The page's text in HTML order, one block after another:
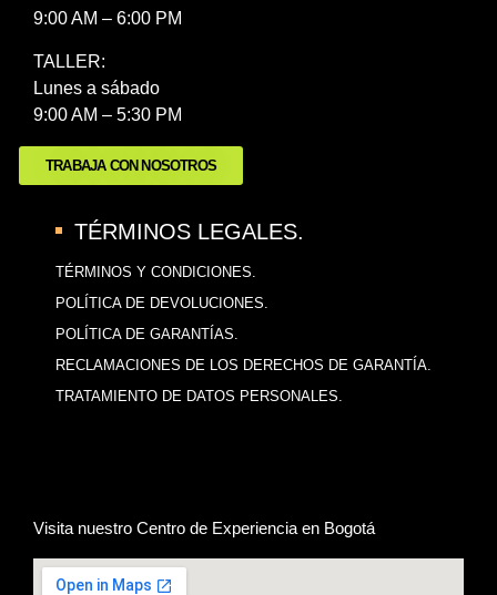
9:00 AM – 6:00 PM
TALLER:
Lunes a sábado
9:00 AM – 5:30 PM
TRABAJA CON NOSOTROS
TÉRMINOS LEGALES.
TÉRMINOS Y CONDICIONES.
POLÍTICA DE DEVOLUCIONES.
POLÍTICA DE GARANTÍAS.
RECLAMACIONES DE LOS DERECHOS DE GARANTÍA.
TRATAMIENTO DE DATOS PERSONALES.
Visita nuestro Centro de Experiencia en Bogotá